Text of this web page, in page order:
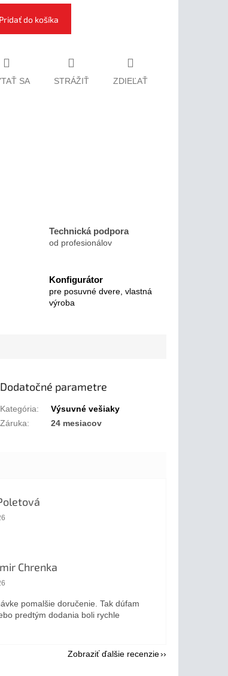
Pridať do košíka
SA STRÁŽIŤ ZDIEĽAŤ
Technická podpora
od profesionálov
Konfigurátor
pre posuvné dvere, vlastná
výroba
Dodatočné parametre
Kategória:
Výsuvné vešiaky
Záruka: 24 mesiacov
obchodu je 5 z 5 hviezdičiek.
Chrenka
obchodu je 5 z 5 hviezdičiek.
pomalšie doručenie. Tak dúfam
predtým dodania boli rychle
Zobraziť ďalšie recenzie